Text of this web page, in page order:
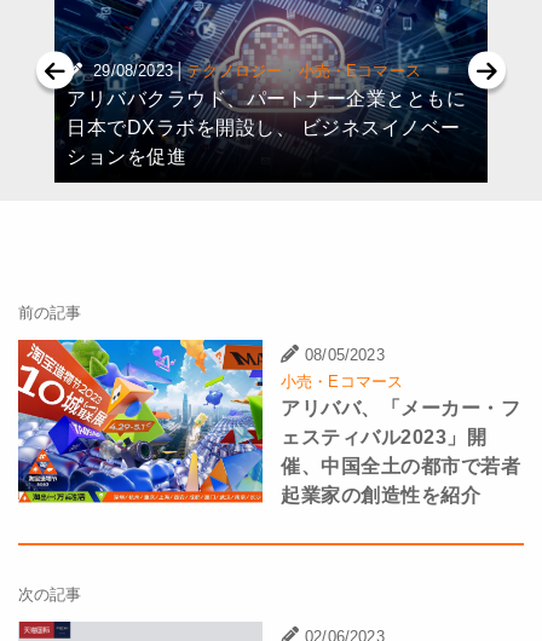
29/08/2023 | テクノロジー ·小売・Eコマース
アリババクラウド、パートナー企業とともに
日本でDXラボを開設し、 ビジネスイノベー
ションを促進
前の記事
08/05/2023
小売・Eコマース
アリババ、「メーカー・フ
ェスティバル2023」開
催、中国全土の都市で若者
起業家の創造性を紹介
次の記事
02/06/2023